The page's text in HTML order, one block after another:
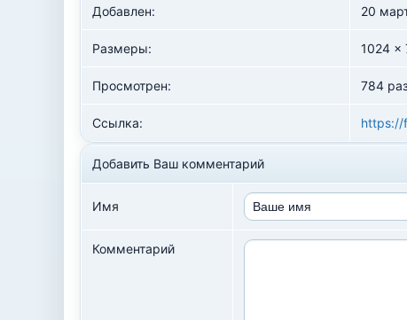
Добавлен: 20
Размеры: 1024 x
Просмотрен: 784
Ссылка: https://
Добавить Ваш комментарий
Имя
Комментарий